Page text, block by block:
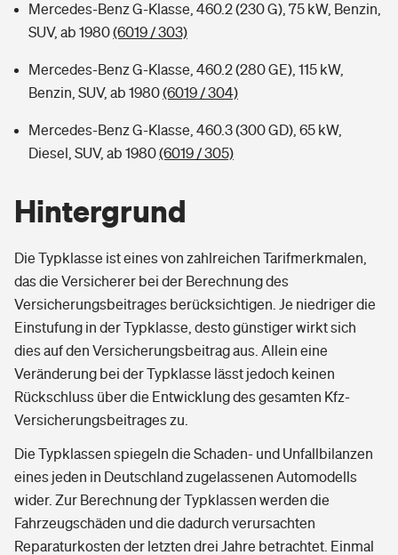
Mercedes-Benz G-Klasse, 460.2 (230 G), 75 kW, Benzin,
SUV, ab 1980(6019 / 303)
Mercedes-Benz G-Klasse, 460.2 (280 GE), 115 kW,
Benzin, SUV, ab 1980(6019 / 304)
Mercedes-Benz G-Klasse, 460.3 (300 GD), 65 kW,
Diesel, SUV, ab 1980(6019 / 305)
Hintergrund
Die Typklasse ist eines von zahlreichen Tarifmerkmalen,
das die Versicherer bei der Berechnung des
Versicherungsbeitrages berücksichtigen. Je niedriger die
Einstufung in der Typklasse, desto günstiger wirkt sich
dies auf den Versicherungsbeitrag aus. Allein eine
Veränderung bei der Typklasse lässt jedoch keinen
Rückschluss über die Entwicklung des gesamten Kfz-
Versicherungsbeitrages zu.
Die Typklassen spiegeln die Schaden- und Unfallbilanzen
eines jeden in Deutschland zugelassenen Automodells
wider. Zur Berechnung der Typklassen werden die
Fahrzeugschäden und die dadurch verursachten
Reparaturkosten der letzten drei Jahre betrachtet. Einmal